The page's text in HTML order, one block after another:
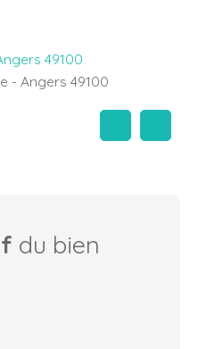
49100
- Angers 49100
du bien